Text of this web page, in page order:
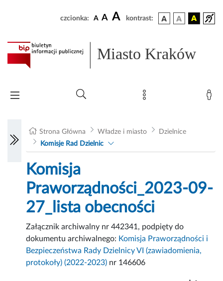
czcionka: A A A kontrast:
Miasto Kraków
Strona Główna Władze i miasto
Dzielnice
Komisje Rad Dzielnic
Komisja
Praworządności_2023-09-
27_lista obecności
Załącznik archiwalny nr 442341, podpięty do
dokumentu archiwalnego: Komisja Praworządności i
Bezpieczeństwa Rady Dzielnicy VI (zawiadomienia,
protokoły) (2022-2023) nr 146606